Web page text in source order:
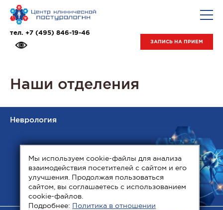
тел. +7 (495) 846-19-46
ЗАПИСЬ НА ПРИЕМ
Наши отделения
Неврология
Мы используем cookie-файлы для анализа
взаимодействия посетителей с сайтом и его
улучшения. Продолжая пользоваться
сайтом, вы соглашаетесь с использованием
cookie-файлов.
Подробнее: Политика в отношении